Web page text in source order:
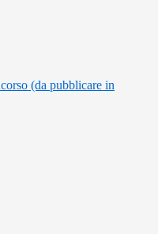
(da pubblicare in